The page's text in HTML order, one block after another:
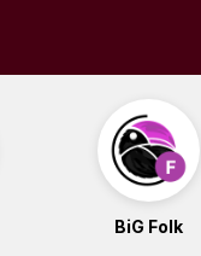
BiG Folk